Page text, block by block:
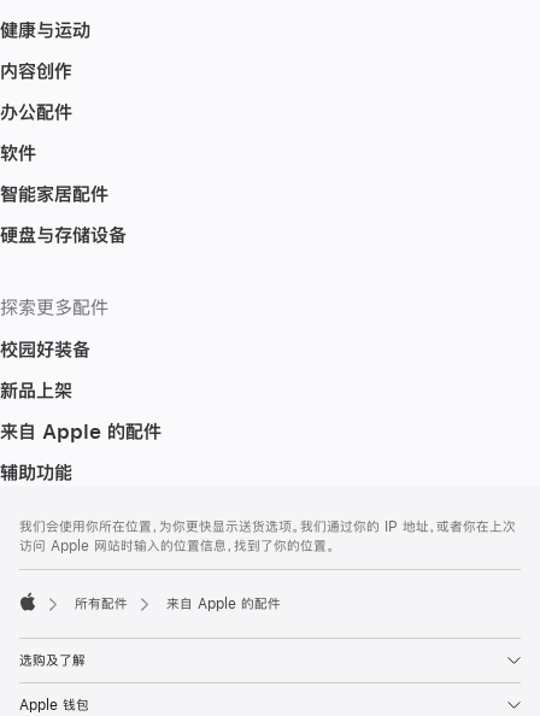
健康与运动
内容创作
办公配件
软件
智能家居配件
硬盘与存储设备
探索更多配件
校园好装备
新品上架
来自 Apple 的配件
辅助功能
页
页
脚
注
我们会使用你所在位置，为你更快显示送货选项。我们通过你的 IP 地址，或者你在上次
访问 Apple 网站时输入的位置信息，找到了你的位置。
所有配件 来自 Apple 的配件
选购及了解
Apple 钱包